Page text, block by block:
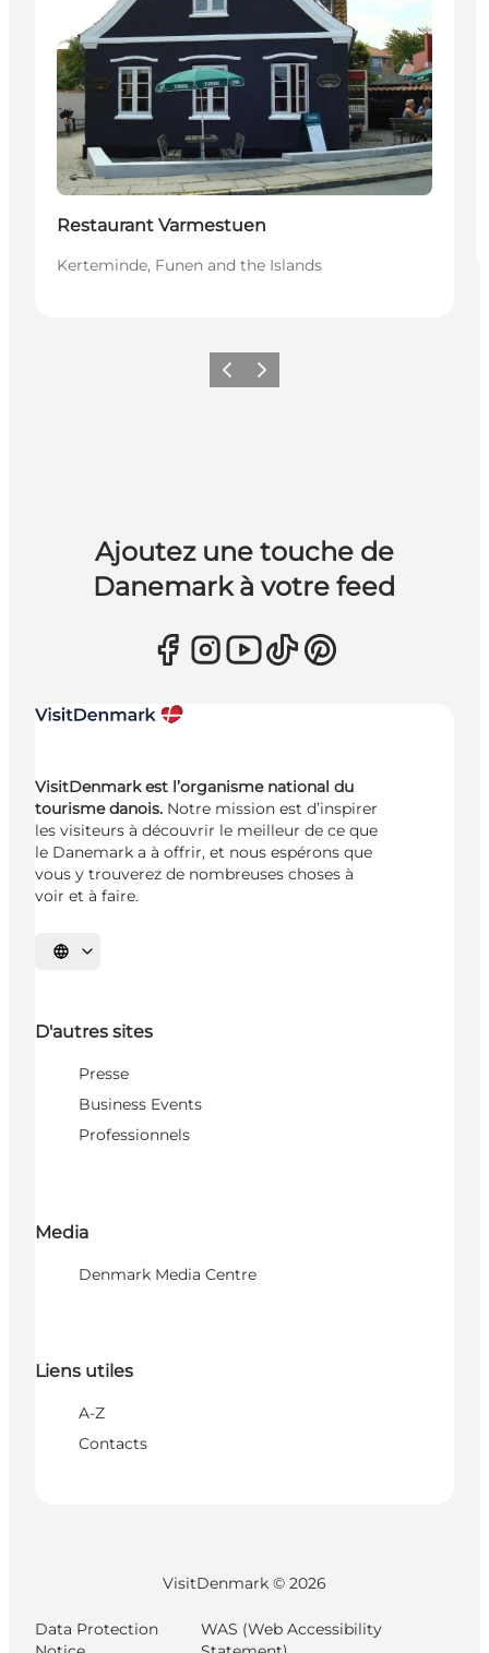
Restaurant Varmestuen
Kerteminde, Funen and the Islands
PrécédentSuivant
Ajoutez une touche de
Danemark à votre feed
VisitDenmark est l’organisme national du
tourisme danois. Notre mission est d’inspirer
les visiteurs à découvrir le meilleur de ce que
le Danemark a à offrir, et nous espérons que
vous y trouverez de nombreuses choses à
voir et à faire.
Choisissez la langue
D'autres sites
Presse
Business Events
Professionnels
Media
Denmark Media Centre
Liens utiles
A-Z
Contacts
VisitDenmark © 2026
Data Protection
WAS (Web Accessibility